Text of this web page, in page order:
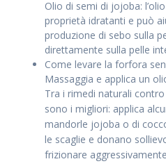
Olio di semi di jojoba:
proprietà idratanti e può
produzione di sebo sulla
direttamente sulla pelle
Come levare la forfora
Massaggia e applica un
Tra i rimedi naturali
sono i migliori: applica
mandorle jojoba o di
le scaglie e donano
frizionare